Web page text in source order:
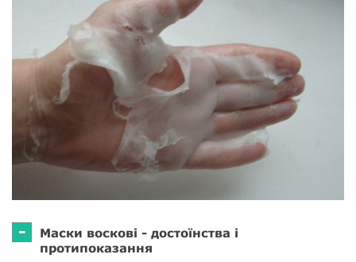
-
Маски воскові - достоїнства і
протипоказання